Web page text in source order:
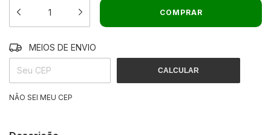
MEIOS DE ENVIO
CALCULAR
NÃO SEI MEU CEP